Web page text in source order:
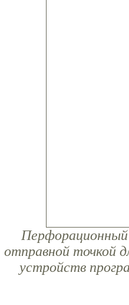
отправной точкой
устройств